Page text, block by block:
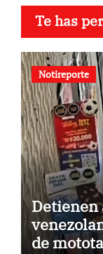
Te has
Notireporte
Detienen
de